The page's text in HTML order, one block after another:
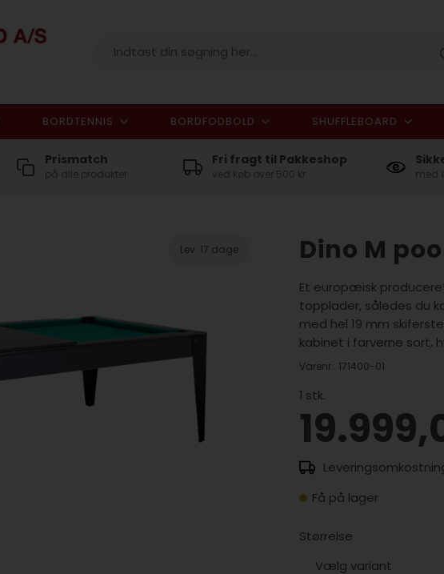
I alt
BORDTENNIS BORDFODBOLD SHUFFLEBOARD
Prismatch
på alle produkter
Fri fragt til Pakkeshop
ved køb over 500 kr med
Lev. 17 dage Dino M
Et europæisk
topplader, således du
med hel 19 mm
kabinet i farverne sort,
Varenr.: 171400-01
1 stk.
Få på lager
Størrelse